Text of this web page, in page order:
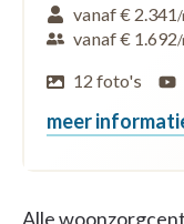
vanaf € 2.341
vanaf € 1.692
12 foto's
meer
Alle